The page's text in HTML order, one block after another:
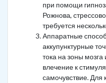
при помощи
Рожнова,
требуется
Аппаратные
аккупунктурные
тока на зоны
влечение к
самочувствие. Для